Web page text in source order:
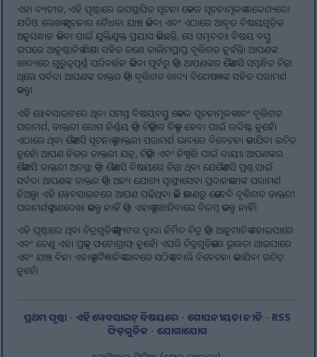
ଏହା ବ୍ୟତୀତ, ଏହି ପୃଷ୍ଠାରେ ଉପସ୍ଥାପିତ ସୂଚନା କେବଳ ସୂଚନାମୂଳକ ଉଦ୍ଦେଶ୍ୟରେ।
ଯଦିଓ ଲେଖକ ସୂଚନାର ବୈଧତା ଯାଞ୍ଚ କରିବା ଏବଂ ଏଠାରେ ଆବୃତ ବିଷୟଗୁଡ଼ିକ
ଅନୁସନ୍ଧାନ କରିବା ପାଇଁ ଯୁକ୍ତିଯୁକ୍ତ ପ୍ରୟାସ କରିଛନ୍ତି, ସେ ସମ୍ଭବତଃ ବିଷୟ ବସ୍ତୁ
ଉପରେ ଆନୁଷ୍ଠାନିକ ଶିକ୍ଷା ସହିତ ଜଣେ ତାଲିମପ୍ରାପ୍ତ ବୃତ୍ତିଗତ ନୁହଁନ୍ତି। ଆପଣଙ୍କ
ଖାଦ୍ୟରେ ଗୁରୁତ୍ୱପୂର୍ଣ୍ଣ ପରିବର୍ତ୍ତନ କରିବା ପୂର୍ବରୁ କିମ୍ବା ଆପଣଙ୍କର କୌଣସି ସମ୍ବନ୍ଧିତ ଚିନ୍ତା
ଥିଲେ ସର୍ବଦା ଆପଣଙ୍କ ଡାକ୍ତର କିମ୍ବା ବୃତ୍ତିଗତ ଖାଦ୍ୟ ବିଶେଷଜ୍ଞଙ୍କ ସହିତ ପରାମର୍ଶ
କରନ୍ତୁ।
ଏହି ୱେବସାଇଟରେ ଥିବା ସମସ୍ତ ବିଷୟବସ୍ତୁ କେବଳ ସୂଚନାମୂଳକ ଏବଂ ବୃତ୍ତିଗତ
ପରାମର୍ଶ, ଡାକ୍ତରୀ ରୋଗ ନିର୍ଣ୍ଣୟ କିମ୍ବା ଚିକିତ୍ସାର ବିକଳ୍ପ ହେବା ପାଇଁ ଉଦ୍ଦିଷ୍ଟ ନୁହେଁ।
ଏଠାରେ ଥିବା କୌଣସି ସୂଚନାକୁ ଡାକ୍ତରୀ ପରାମର୍ଶ ଭାବରେ ବିବେଚନା କରାଯିବା ଉଚିତ୍
ନୁହେଁ। ଆପଣ ନିଜର ଡାକ୍ତରୀ ଯତ୍ନ, ଚିକିତ୍ସା ଏବଂ ନିଷ୍ପତ୍ତି ପାଇଁ ଦାୟୀ। ଆପଣଙ୍କର
କୌଣସି ଡାକ୍ତରୀ ଅବସ୍ଥା କିମ୍ବା କୌଣସି ବିଷୟରେ ଚିନ୍ତା ଥିବା ଯେକୌଣସି ପ୍ରଶ୍ନ ପାଇଁ
ସର୍ବଦା ଆପଣଙ୍କ ଡାକ୍ତର କିମ୍ବା ଅନ୍ୟ ଯୋଗ୍ୟ ସ୍ୱାସ୍ଥ୍ୟସେବା ପ୍ରଦାନକାରୀଙ୍କ ପରାମର୍ଶ
ନିଅନ୍ତୁ। ଏହି ୱେବସାଇଟରେ ଆପଣ ପଢିଥିବା କିଛି କାରଣରୁ କେବେବି ବୃତ୍ତିଗତ ଡାକ୍ତରୀ
ପରାମର୍ଶକୁ ଅଣଦେଖା କରନ୍ତୁ ନାହିଁ କିମ୍ବା ଏହାକୁ ଖୋଜିବାରେ ବିଳମ୍ବ କରନ୍ତୁ ନାହିଁ।
ଏହି ପୃଷ୍ଠାରେ ଥିବା ଚିତ୍ରଗୁଡ଼ିକ କମ୍ପ୍ୟୁଟର ଦ୍ୱାରା ନିର୍ମିତ ଚିତ୍ର କିମ୍ବା ଆନୁମାନିକ ହୋଇପାରେ
ଏବଂ ତେଣୁ ଏହା ପ୍ରକୃତ ଫଟୋଗ୍ରାଫ୍ ନୁହେଁ। ଏପରି ଚିତ୍ରଗୁଡ଼ିକରେ ଭୁଲତା ଥାଇପାରେ
ଏବଂ ଯାଞ୍ଚ ବିନା ଏହାକୁ ବୈଜ୍ଞାନିକ ଭାବରେ ସଠିକ୍ ବୋଲି ବିବେଚନା କରାଯିବା ଉଚିତ୍
ନୁହେଁ।
ପ୍ରଥମ ପୃଷ୍ଠା- ଏହି ୱେବସାଇଟ୍ ବିଷୟରେ- ଗୋପନୀୟତା ନୀତି- RSS
ଫିଡ୍‌ଗୁଡିକ- ଯୋଗାଯୋଗ